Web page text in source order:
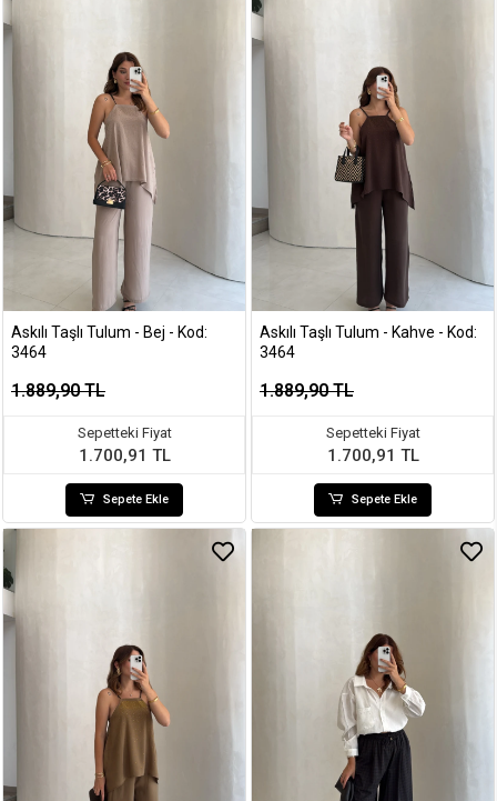
Askılı Taşlı Tulum - Bej - Kod:
3464
1.889,90 TL
Sepetteki Fiyat
1.700,91 TL
Sepete Ekle
Askılı Taşlı Tulum - Kahve - Kod:
3464
1.889,90 TL
Sepetteki Fiyat
1.700,91 TL
Sepete Ekle